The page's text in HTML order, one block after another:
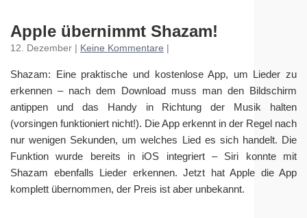
Apple übernimmt Shazam!
12. Dezember | Keine Kommentare
Shazam: Eine praktische und kostenlose App, um Lieder zu
erkennen – nach dem Download muss man den Bildschirm
antippen und das Handy in Richtung der Musik halten
(vorsingen funktioniert nicht!). Die App erkennt in der Regel nach
nur wenigen Sekunden, um welches Lied es sich handelt. Die
Funktion wurde bereits in iOS integriert – Siri konnte mit
Shazam ebenfalls Lieder erkennen. Jetzt hat Apple die App
komplett übernommen, der Preis ist aber unbekannt.